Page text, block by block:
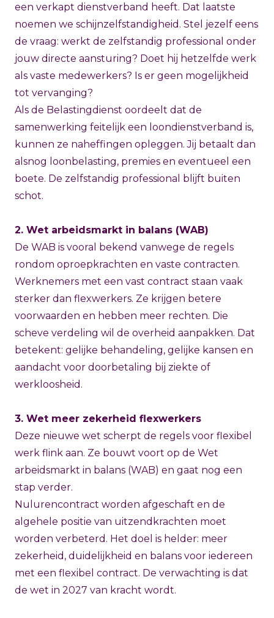
een verkapt dienstverband heeft. Dat laatste
noemen we schijnzelfstandigheid. Stel jezelf eens
de vraag: werkt de zelfstandig professional onder
jouw directe aansturing? Doet hij hetzelfde werk
als vaste medewerkers? Is er geen mogelijkheid
tot vervanging?
Als de Belastingdienst oordeelt dat de
samenwerking feitelijk een loondienstverband is,
kunnen ze naheffingen opleggen. Jij betaalt dan
alsnog loonbelasting, premies en eventueel een
boete. De zelfstandig professional blijft buiten
schot.
2. Wet arbeidsmarkt in balans (WAB)
De WAB is vooral bekend vanwege de regels
rondom oproepkrachten en vaste contracten.
Werknemers met een vast contract staan vaak
sterker dan flexwerkers. Ze krijgen betere
voorwaarden en hebben meer rechten. Die
scheve verdeling wil de overheid aanpakken. Dat
betekent: gelijke behandeling, gelijke kansen en
aandacht voor doorbetaling bij ziekte of
werkloosheid.
3. Wet meer zekerheid flexwerkers
Deze nieuwe wet scherpt de regels voor flexibel
werk flink aan. Ze bouwt voort op de Wet
arbeidsmarkt in balans (WAB) en gaat nog een
stap verder.
Nulurencontract worden afgeschaft en de
algehele positie van uitzendkrachten moet
worden verbeterd. Het doel is helder: meer
zekerheid, duidelijkheid en balans voor iedereen
met een flexibel contract. De verwachting is dat
de wet in 2027 van kracht wordt.